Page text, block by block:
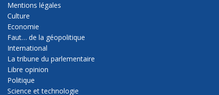
Mentions légales
Culture
Economie
Faut… de la géopolitique
International
La tribune du parlementaire
Libre opinion
Politique
Science et technologie